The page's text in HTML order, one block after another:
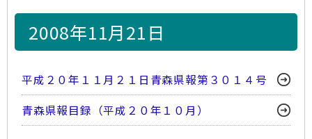
2008年11月21日
平成２０年１１月２１日青森県報第３０１４号
青森県報目録（平成２０年１０月）